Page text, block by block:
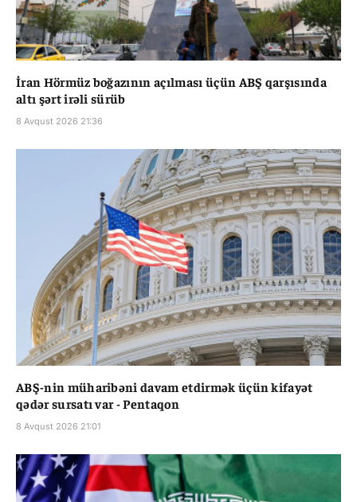
İran Hörmüz boğazının açılması üçün ABŞ qarşısında
altı şərt irəli sürüb
8 Avqust 2026 21:36
ABŞ-nin müharibəni davam etdirmək üçün kifayət
qədər sursatı var - Pentaqon
8 Avqust 2026 21:01